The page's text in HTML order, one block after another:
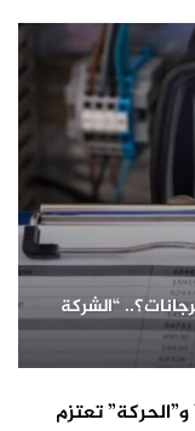
“الشركة
تعتزم